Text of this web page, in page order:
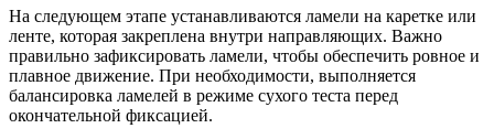
На следующем этапе устанавливаются ламели на каретке или
ленте, которая закреплена внутри направляющих. Важно
правильно зафиксировать ламели, чтобы обеспечить ровное и
плавное движение. При необходимости, выполняется
балансировка ламелей в режиме сухого теста перед
окончательной фиксацией.